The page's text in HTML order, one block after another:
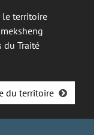
le territoire
du Traité
du territoire